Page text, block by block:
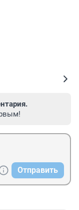
Отправить